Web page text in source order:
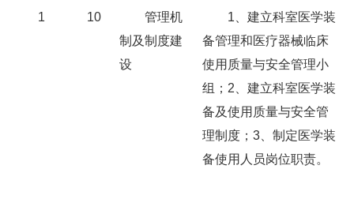
1 10
管理机
制及制度建
设
1、建立科室医学装
备管理和医疗器械临床
使用质量与安全管理小
组；2、建立科室医学装
备及使用质量与安全管
理制度；3、制定医学装
备使用人员岗位职责。